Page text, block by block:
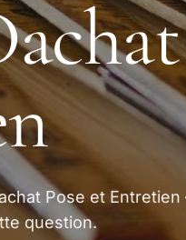
Pose et
question.